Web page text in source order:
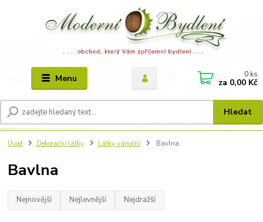
Menu
Hledat
0 ks
za 0,00 Kč
Úvod Dekorační látky Látky vánoční Bavlna
Bavlna
Nejnovější Nejlevnější Nejdražší